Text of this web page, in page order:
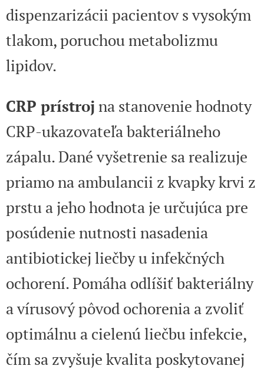
dispenzarizácii pacientov s vysokým
tlakom, poruchou metabolizmu
lipidov.
CRP prístroj na stanovenie hodnoty
CRP-ukazovateľa bakteriálneho
zápalu. Dané vyšetrenie sa realizuje
priamo na ambulancii z kvapky krvi z
prstu a jeho hodnota je určujúca pre
posúdenie nutnosti nasadenia
antibiotickej liečby u infekčných
ochorení. Pomáha odlíšiť bakteriálny
a vírusový pôvod ochorenia a zvoliť
optimálnu a cielenú liečbu infekcie,
čím sa zvyšuje kvalita poskytovanej